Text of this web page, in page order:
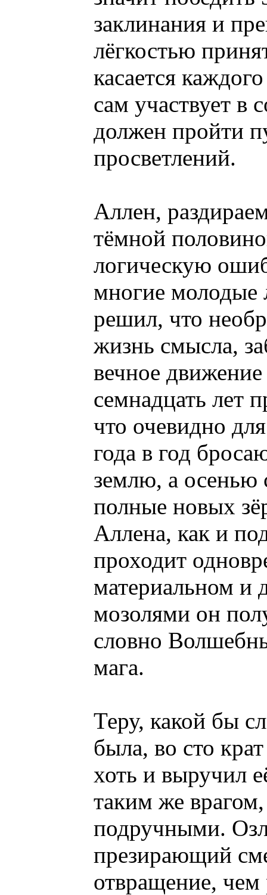
заклинания и
лёгкостью
касается
сам участвует в
должен пройти
просветлений.
Аллен,
тёмной
логическую
многие молодые
решил, что
жизнь смысла,
вечное
семнадцать лет
что очевидно
года в год
землю, а осенью
полные новых
Аллена, как и
проходит
материальном и
мозолями он
словно
мага.
Теру, какой бы
была, во сто
хоть и выручил
таким же
подручными.
презирающий
отвращение, чем